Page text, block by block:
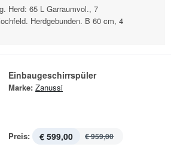
Herd: 65 L Garraumvol., 7
Herdgebunden. B 60 cm, 4
Einbaugeschirrspüler
Marke: Zanussi
Preis: € 599,00 € 959,00